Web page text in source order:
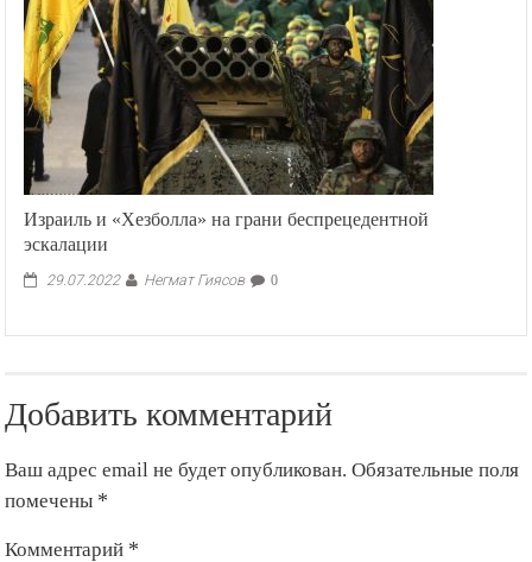
Израиль и «Хезболла» на грани беспрецедентной
эскалации
29.07.2022 Негмат Гиясов 0
Добавить комментарий
Ваш адрес email не будет опубликован. Обязательные поля
помечены *
Комментарий *